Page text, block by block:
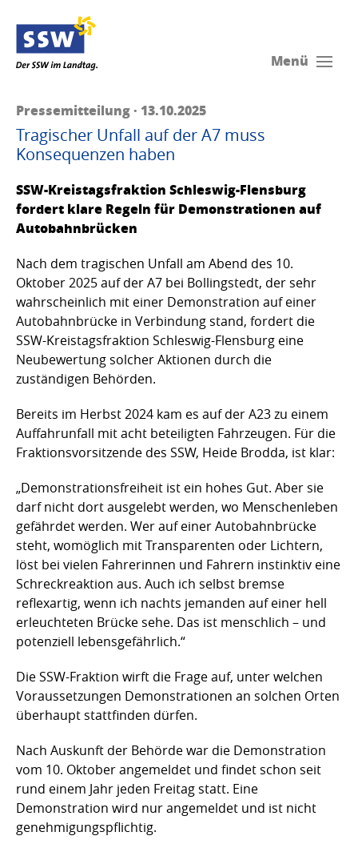
Menü
Pressemitteilung · 13.10.2025
Tragischer Unfall auf der A7 muss
Konsequenzen haben
SSW-Kreistagsfraktion Schleswig-Flensburg
fordert klare Regeln für Demonstrationen auf
Autobahnbrücken
Nach dem tragischen Unfall am Abend des 10.
Oktober 2025 auf der A7 bei Bollingstedt, der sehr
wahrscheinlich mit einer Demonstration auf einer
Autobahnbrücke in Verbindung stand, fordert die
SSW-Kreistagsfraktion Schleswig-Flensburg eine
Neubewertung solcher Aktionen durch die
zuständigen Behörden.
Bereits im Herbst 2024 kam es auf der A23 zu einem
Auffahrunfall mit acht beteiligten Fahrzeugen. Für die
Fraktionsvorsitzende des SSW, Heide Brodda, ist klar:
„Demonstrationsfreiheit ist ein hohes Gut. Aber sie
darf nicht dort ausgelebt werden, wo Menschenleben
gefährdet werden. Wer auf einer Autobahnbrücke
steht, womöglich mit Transparenten oder Lichtern,
löst bei vielen Fahrerinnen und Fahrern instinktiv eine
Schreckreaktion aus. Auch ich selbst bremse
reflexartig, wenn ich nachts jemanden auf einer hell
erleuchteten Brücke sehe. Das ist menschlich – und
potenziell lebensgefährlich.“
Die SSW-Fraktion wirft die Frage auf, unter welchen
Voraussetzungen Demonstrationen an solchen Orten
überhaupt stattfinden dürfen.
Nach Auskunft der Behörde war die Demonstration
vom 10. Oktober angemeldet und findet schon seit
rund einem Jahr jeden Freitag statt. Eine
Demonstration wird nur angemeldet und ist nicht
genehmigungspflichtig.